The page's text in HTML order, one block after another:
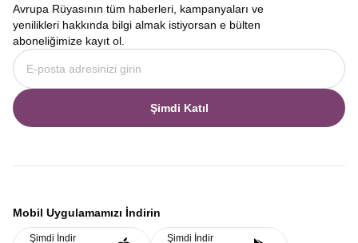
Avrupa Rüyasının tüm haberleri, kampanyaları ve
yenilikleri hakkında bilgi almak istiyorsan e bülten
aboneliğimize kayıt ol.
Şimdi Katıl
Mobil Uygulamamızı İndirin
Şimdi İndir Şimdi İndir